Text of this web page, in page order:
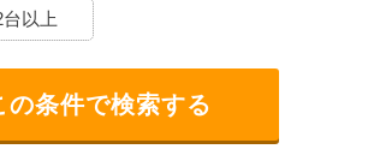
以上